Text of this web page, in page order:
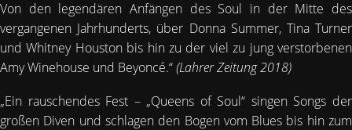
Von den legendären Anfängen des Soul in der Mitte des
vergangenen Jahrhunderts, über Donna Summer, Tina Turner
und Whitney Houston bis hin zu der viel zu jung verstorbenen
Amy Winehouse und Beyoncé.“(Lahrer Zeitung 2018)
„Ein rauschendes Fest – „Queens of Soul“ singen Songs der
großen Diven und schlagen den Bogen vom Blues bis hin zum